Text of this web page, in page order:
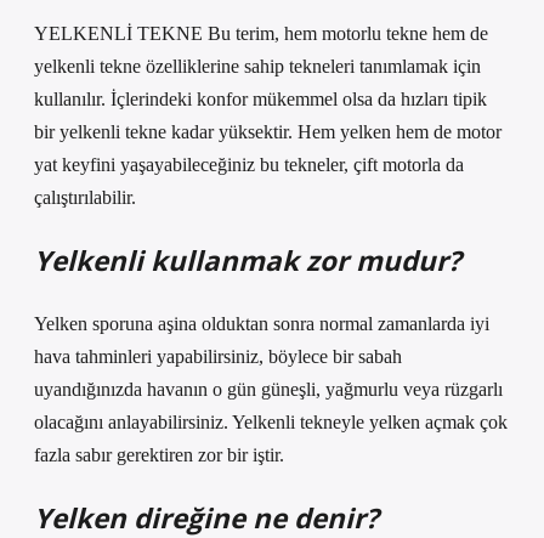
YELKENLİ TEKNE Bu terim, hem motorlu tekne hem de
yelkenli tekne özelliklerine sahip tekneleri tanımlamak için
kullanılır. İçlerindeki konfor mükemmel olsa da hızları tipik
bir yelkenli tekne kadar yüksektir. Hem yelken hem de motor
yat keyfini yaşayabileceğiniz bu tekneler, çift motorla da
çalıştırılabilir.
Yelkenli kullanmak zor mudur?
Yelken sporuna aşina olduktan sonra normal zamanlarda iyi
hava tahminleri yapabilirsiniz, böylece bir sabah
uyandığınızda havanın o gün güneşli, yağmurlu veya rüzgarlı
olacağını anlayabilirsiniz. Yelkenli tekneyle yelken açmak çok
fazla sabır gerektiren zor bir iştir.
Yelken direğine ne denir?